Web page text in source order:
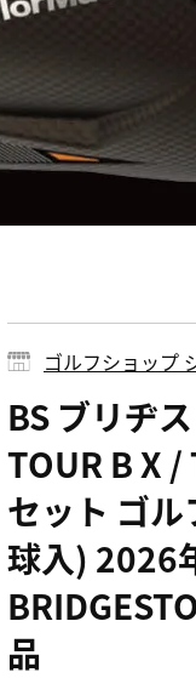
ゴルフショップ
BS ブリヂ
TOUR B X /
セット ゴ
球入) 2026
品